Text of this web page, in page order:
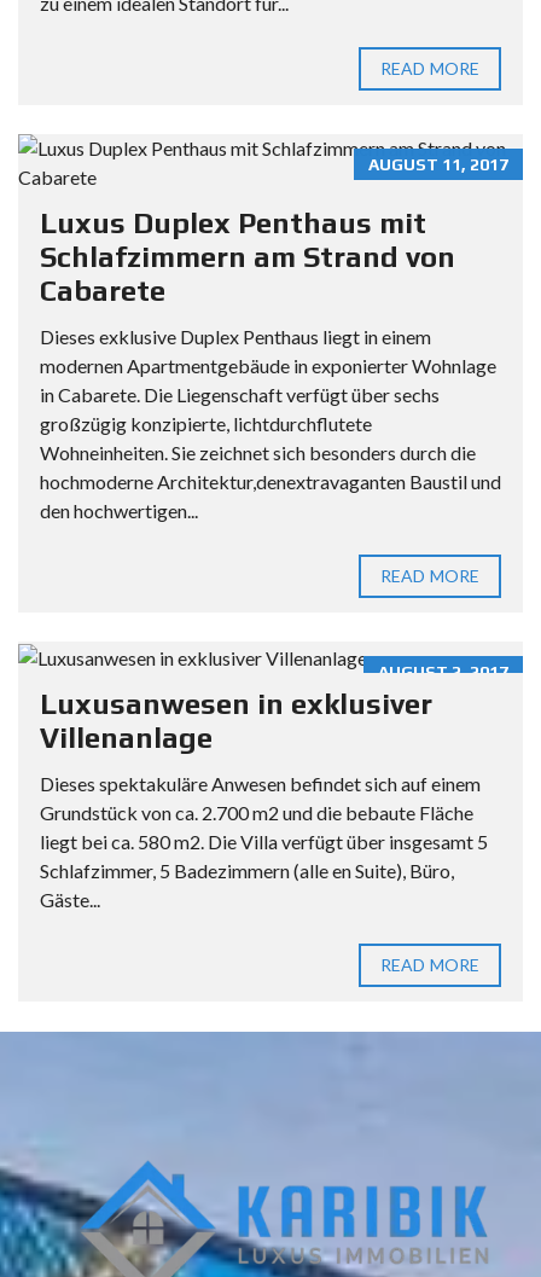
READ MORE
AUGUST 11, 2017
Luxus Duplex Penthaus mit
Schlafzimmern am Strand von
Cabarete
Dieses exklusive Duplex Penthaus liegt in einem
modernen Apartmentgebäude in exponierter Wohnlage
in Cabarete. Die Liegenschaft verfügt über sechs
großzügig konzipierte, lichtdurchflutete
Wohneinheiten. Sie zeichnet sich besonders durch die
hochmoderne Architektur,denextravaganten Baustil und
den hochwertigen...
READ MORE
AUGUST 2, 2017
Luxusanwesen in exklusiver
Villenanlage
Dieses spektakuläre Anwesen befindet sich auf einem
Grundstück von ca. 2.700 m2 und die bebaute Fläche
liegt bei ca. 580 m2. Die Villa verfügt über insgesamt 5
Schlafzimmer, 5 Badezimmern (alle en Suite), Büro,
Gäste...
READ MORE